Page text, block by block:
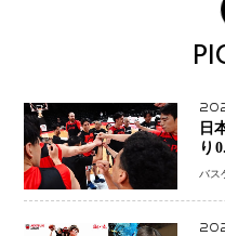
日
り
ュ
バス